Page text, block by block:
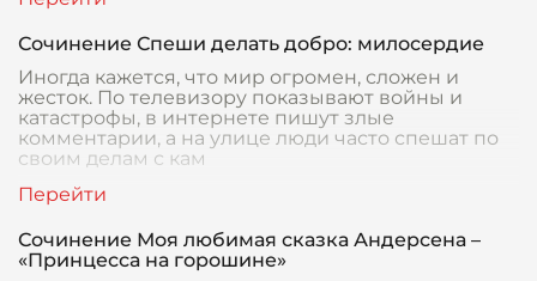
Сочинение Спеши делать добро: милосердие
Иногда кажется, что мир огромен, сложен и
жесток. По телевизору показывают войны и
катастрофы, в интернете пишут злые
комментарии, а на улице люди часто спешат по
своим делам с кам
Сочинение Моя любимая сказка Андерсена –
«Принцесса на горошине»